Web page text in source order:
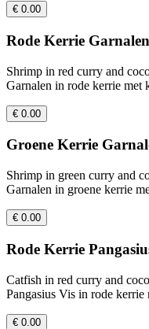
€ 0.00
Rode Kerrie Garnalen
Shrimp in red curry and
Garnalen in rode kerrie met
€ 0.00
Groene Kerrie
Shrimp in green curry and
Garnalen in groene kerrie
€ 0.00
Rode Kerrie
Catfish in red curry and
Pangasius Vis in rode
€ 0.00